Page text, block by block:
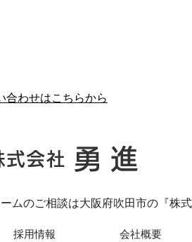
ムのご相談は大阪府吹田市の『株
採用情報 会社概要